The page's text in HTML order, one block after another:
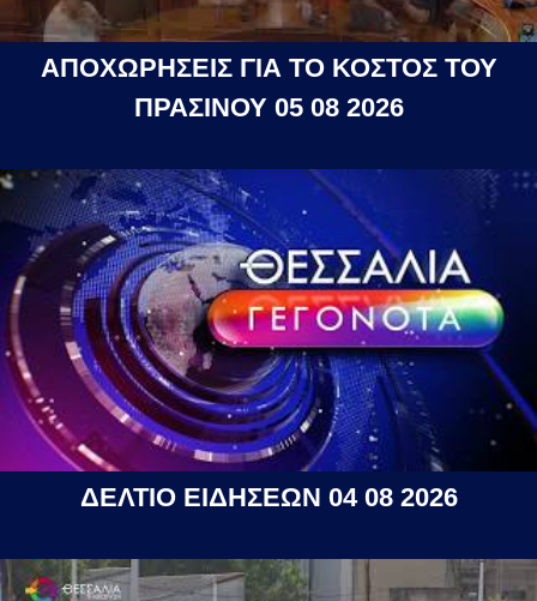
ΑΠΟΧΩΡΗΣΕΙΣ ΓΙΑ ΤΟ ΚΟΣΤΟΣ ΤΟΥ
ΠΡΑΣΙΝΟΥ 05 08 2026
ΔΕΛΤΙΟ ΕΙΔΗΣΕΩΝ 04 08 2026